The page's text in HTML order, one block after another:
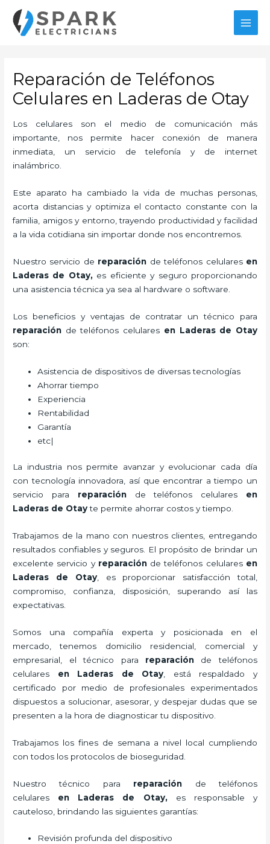
contenido
Reparación de Teléfonos
Celulares en Laderas de Otay
Los celulares son el medio de comunicación más
importante, nos permite hacer conexión de manera
inmediata, un servicio de telefonía y de internet
inalámbrico.
Este aparato ha cambiado la vida de muchas personas,
acorta distancias y optimiza el contacto constante con la
familia, amigos y entorno, trayendo productividad y facilidad
a la vida cotidiana sin importar donde nos encontremos.
Nuestro servicio de reparación de teléfonos celularesen
Laderas de Otay,es eficiente y seguro proporcionando
una asistencia técnica ya sea al hardware o software.
Los beneficios y ventajas de contratar un técnico para
reparación de teléfonos celulares en Laderas de Otay
son:
Asistencia de dispositivos de diversas tecnologías
Ahorrar tiempo
Experiencia
Rentabilidad
Garantía
etc|
La industria nos permite avanzar y evolucionar cada día
con tecnología innovadora, así que encontrar a tiempo un
servicio para reparaciónde teléfonos celulares
en
Laderas de Otayte permite ahorrar costos y tiempo.
Trabajamos de la mano con nuestros clientes, entregando
resultados confiables y seguros. El propósito de brindar un
excelente servicio y reparaciónde teléfonos celulares en
Laderas de Otay, es proporcionar satisfacción total,
compromiso, confianza, disposición, superando así las
expectativas.
Somos una compañía experta y posicionada en el
mercado, tenemos domicilio residencial, comercial y
empresarial, el técnico para reparaciónde teléfonos
celulares
en Laderas de Otay , está respaldado y
certificado por medio de profesionales experimentados
dispuestos a solucionar, asesorar, y despejar dudas que se
presenten a la hora de diagnosticar tu dispositivo.
Trabajamos los fines de semana a nivel local cumpliendo
con todos los protocolos de bioseguridad.
Nuestro técnico para reparación de teléfonos
celulares
en Laderas de Otay, es responsable y
cauteloso, brindando las siguientes garantías:
Revisión profunda del dispositivo